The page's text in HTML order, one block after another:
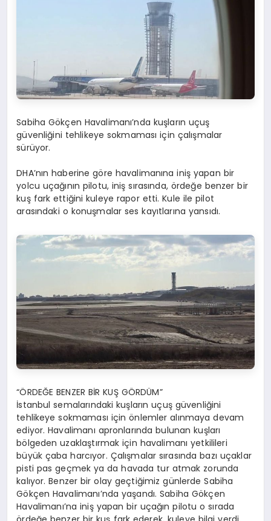
Sabiha Gökçen Havalimanı’nda kuşların uçuş
güvenliğini tehlikeye sokmaması için çalışmalar
sürüyor.
DHA’nın haberine göre havalimanına iniş yapan bir
yolcu uçağının pilotu, iniş sırasında, ördeğe benzer bir
kuş fark ettiğini kuleye rapor etti. Kule ile pilot
arasındaki o konuşmalar ses kayıtlarına yansıdı.
“ÖRDEĞE BENZER BİR KUŞ GÖRDÜM”
İstanbul semalarındaki kuşların uçuş güvenliğini
tehlikeye sokmaması için önlemler alınmaya devam
ediyor. Havalimanı apronlarında bulunan kuşları
bölgeden uzaklaştırmak için havalimanı yetkilileri
büyük çaba harcıyor. Çalışmalar sırasında bazı uçaklar
pisti pas geçmek ya da havada tur atmak zorunda
kalıyor. Benzer bir olay geçtiğimiz günlerde Sabiha
Gökçen Havalimanı’nda yaşandı. Sabiha Gökçen
Havalimanı’na iniş yapan bir uçağın pilotu o sırada